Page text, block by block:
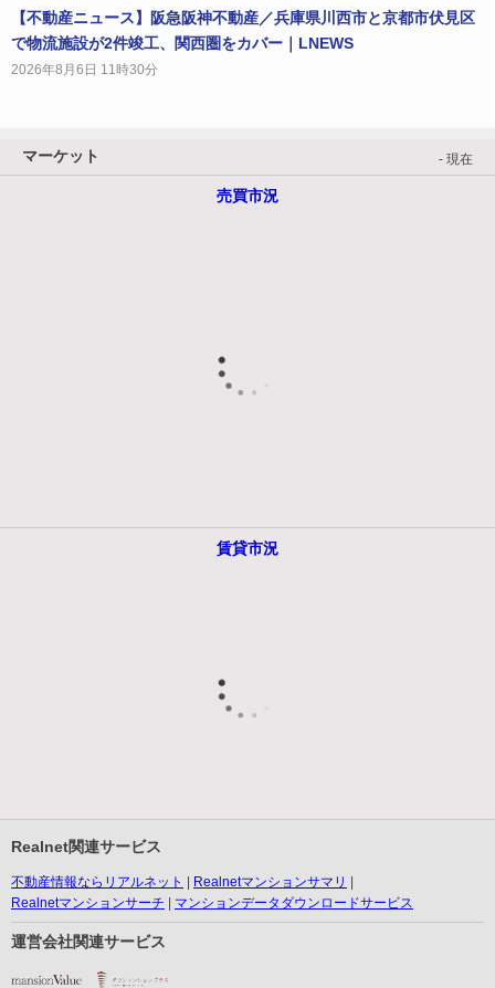
【不動産ニュース】阪急阪神不動産／兵庫県川西市と京都市伏見区
で物流施設が2件竣工、関西圏をカバー｜LNEWS
2026年8月6日 11時30分
マーケット - 現在
売買市況
賃貸市況
Realnet関連サービス
不動産情報ならリアルネット
Realnetマンションサマリ
Realnetマンションサーチ
マンションデータダウンロードサービス
運営会社関連サービス